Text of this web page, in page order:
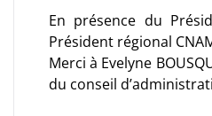
En présence du
Président régional
Merci à Evelyne
du conseil